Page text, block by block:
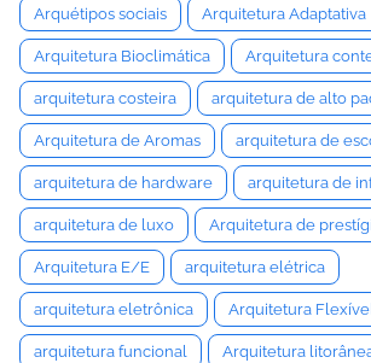
Arquétipos sociais Arquitetura Adaptativa
Arquitetura Bioclimática Arquitetura
arquitetura costeira arquitetura de alto
Arquitetura de Aromas arquitetura de
arquitetura de hardware arquitetura de
arquitetura de luxo Arquitetura de
Arquitetura E/E arquitetura elétrica
arquitetura eletrônica Arquitetura
arquitetura funcional Arquitetura